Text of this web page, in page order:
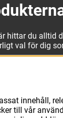
du
val för dig
allt som du
I vårt
för
innehåll,
till vår